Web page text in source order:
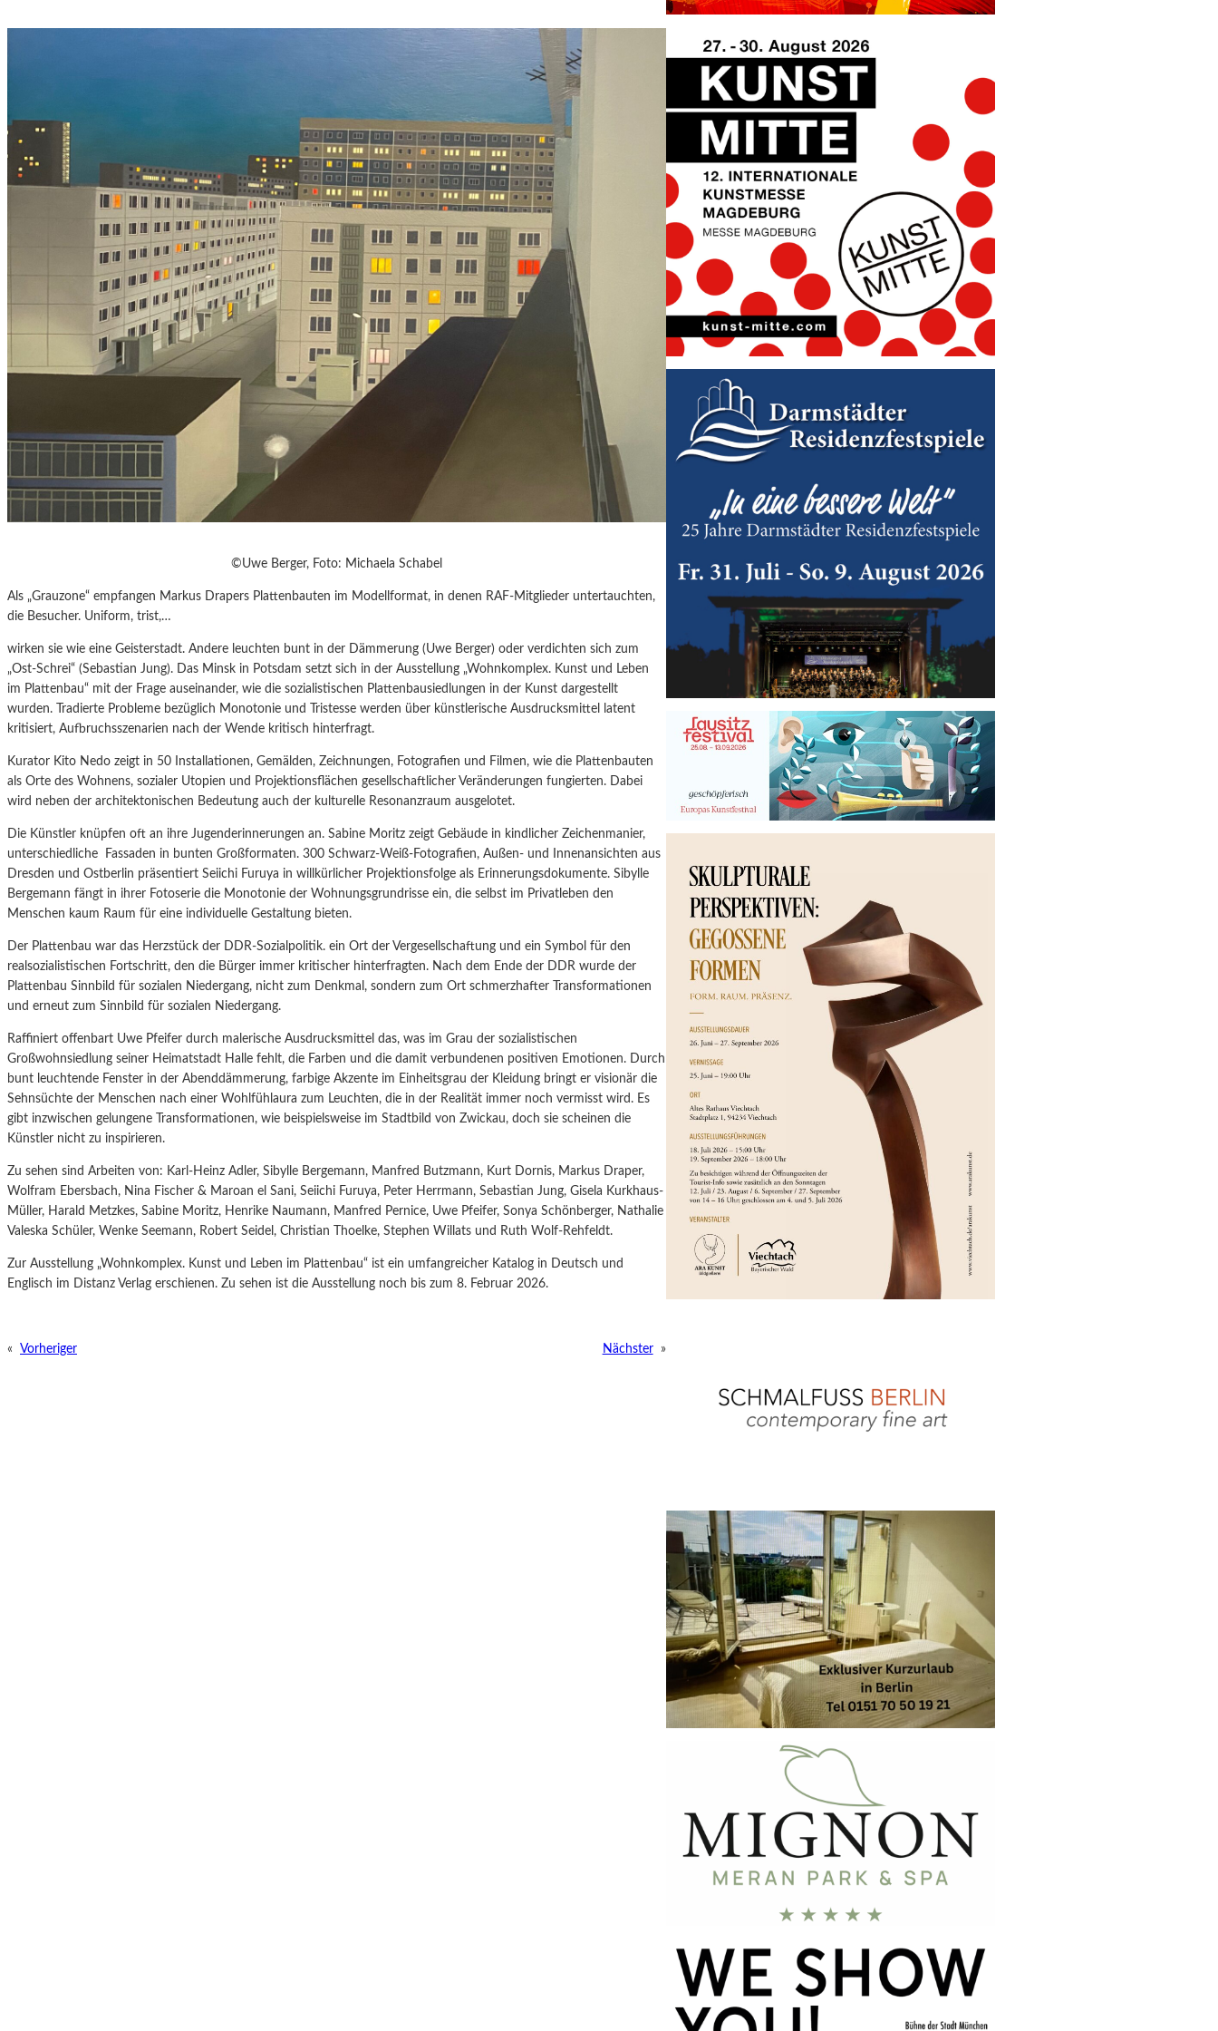
©Uwe Berger, Foto: Michaela Schabel
Als „Grauzone“ empfangen Markus Drapers Plattenbauten im Modellformat, in denen RAF-Mitglieder untertauchten,
die Besucher. Uniform, trist,…
wirken sie wie eine Geisterstadt. Andere leuchten bunt in der Dämmerung (Uwe Berger) oder verdichten sich zum
„Ost-Schrei“ (Sebastian Jung). Das Minsk in Potsdam setzt sich in der Ausstellung „Wohnkomplex. Kunst und Leben
im Plattenbau“ mit der Frage auseinander, wie die sozialistischen Plattenbausiedlungen in der Kunst dargestellt
wurden. Tradierte Probleme bezüglich Monotonie und Tristesse werden über künstlerische Ausdrucksmittel latent
kritisiert, Aufbruchsszenarien nach der Wende kritisch hinterfragt.
Kurator Kito Nedo zeigt in 50 Installationen, Gemälden, Zeichnungen, Fotografien und Filmen, wie die Plattenbauten
als Orte des Wohnens, sozialer Utopien und Projektionsflächen gesellschaftlicher Veränderungen fungierten. Dabei
wird neben der architektonischen Bedeutung auch der kulturelle Resonanzraum ausgelotet.
Die Künstler knüpfen oft an ihre Jugenderinnerungen an. Sabine Moritz zeigt Gebäude in kindlicher Zeichenmanier,
unterschiedliche Fassaden in bunten Großformaten. 300 Schwarz-Weiß-Fotografien, Außen- und Innenansichten aus
Dresden und Ostberlin präsentiert Seiichi Furuya in willkürlicher Projektionsfolge als Erinnerungsdokumente. Sibylle
Bergemann fängt in ihrer Fotoserie die Monotonie der Wohnungsgrundrisse ein, die selbst im Privatleben den
Menschen kaum Raum für eine individuelle Gestaltung bieten.
Der Plattenbau war das Herzstück der DDR-Sozialpolitik. ein Ort der Vergesellschaftung und ein Symbol für den
realsozialistischen Fortschritt, den die Bürger immer kritischer hinterfragten. Nach dem Ende der DDR wurde der
Plattenbau Sinnbild für sozialen Niedergang, nicht zum Denkmal, sondern zum Ort schmerzhafter Transformationen
und erneut zum Sinnbild für sozialen Niedergang.
Raffiniert offenbart Uwe Pfeifer durch malerische Ausdrucksmittel das, was im Grau der sozialistischen
Großwohnsiedlung seiner Heimatstadt Halle fehlt, die Farben und die damit verbundenen positiven Emotionen. Durch
bunt leuchtende Fenster in der Abenddämmerung, farbige Akzente im Einheitsgrau der Kleidung bringt er visionär die
Sehnsüchte der Menschen nach einer Wohlfühlaura zum Leuchten, die in der Realität immer noch vermisst wird. Es
gibt inzwischen gelungene Transformationen, wie beispielsweise im Stadtbild von Zwickau, doch sie scheinen die
Künstler nicht zu inspirieren.
Zu sehen sind Arbeiten von: Karl-Heinz Adler, Sibylle Bergemann, Manfred Butzmann, Kurt Dornis, Markus Draper,
Wolfram Ebersbach, Nina Fischer & Maroan el Sani, Seiichi Furuya, Peter Herrmann, Sebastian Jung, Gisela Kurkhaus-
Müller, Harald Metzkes, Sabine Moritz, Henrike Naumann, Manfred Pernice, Uwe Pfeifer, Sonya Schönberger, Nathalie
Valeska Schüler, Wenke Seemann, Robert Seidel, Christian Thoelke, Stephen Willats und Ruth Wolf-Rehfeldt.
Zur Ausstellung „Wohnkomplex. Kunst und Leben im Plattenbau“ ist ein umfangreicher Katalog in Deutsch und
Englisch im Distanz Verlag erschienen. Zu sehen ist die Ausstellung noch bis zum 8. Februar 2026.
« Vorheriger Nächster »